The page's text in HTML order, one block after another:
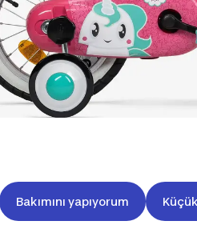
Bakımını yapıyorum